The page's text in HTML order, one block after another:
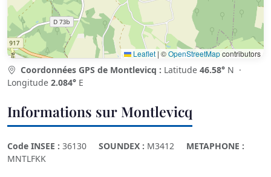
Leaflet | ©OpenStreetMapcontributors
Coordonnées GPS de Montlevicq : Latitude 46.58° N ·
Longitude 2.084° E
Informations sur Montlevicq
Code INSEE : 36130 SOUNDEX : M3412
METAPHONE :
MNTLFKK